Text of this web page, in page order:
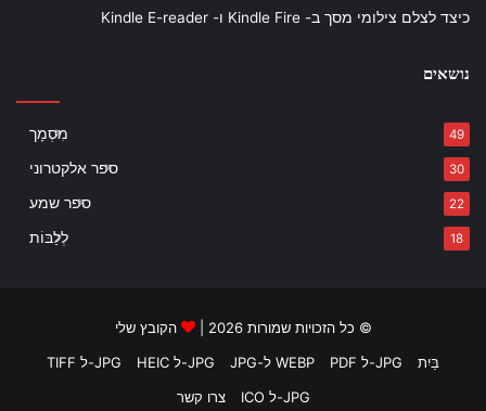
כיצד לצלם צילומי מסך ב- Kindle Fire ו- Kindle E-reader
נושאים
מִסְמָך 49
ספר אלקטרוני 30
ספר שמע 22
לְלַבּוֹת 18
© כל הזכויות שמורות 2026 |
הקובץ שלי
בַּיִת
PDF ל-JPG HEIC ל-JPG
TIFF ל-JPG
ICO ל-JPG
צרו קשר